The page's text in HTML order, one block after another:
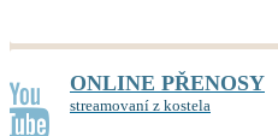
ONLINE PŘENOSY
streamovaní z kostela